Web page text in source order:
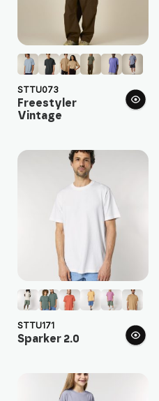
STTU073
Freestyler
Vintage
STTU171
Sparker 2.0